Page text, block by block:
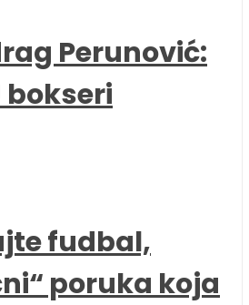
Perunović:
bokseri
fudbal,
poruka koja